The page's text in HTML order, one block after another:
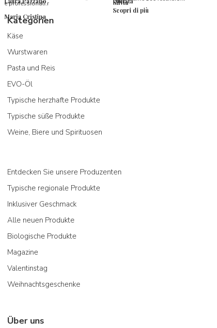
e professionali.r
Maria Cristina
Silvia
Scopri di più
Kategorien
Käse
Wurstwaren
Pasta und Reis
EVO-Öl
Typische herzhafte Produkte
Typische süße Produkte
Weine, Biere und Spirituosen
Entdecken Sie unsere Produzenten
Typische regionale Produkte
Inklusiver Geschmack
Alle neuen Produkte
Biologische Produkte
Magazine
Valentinstag
Weihnachtsgeschenke
Über uns